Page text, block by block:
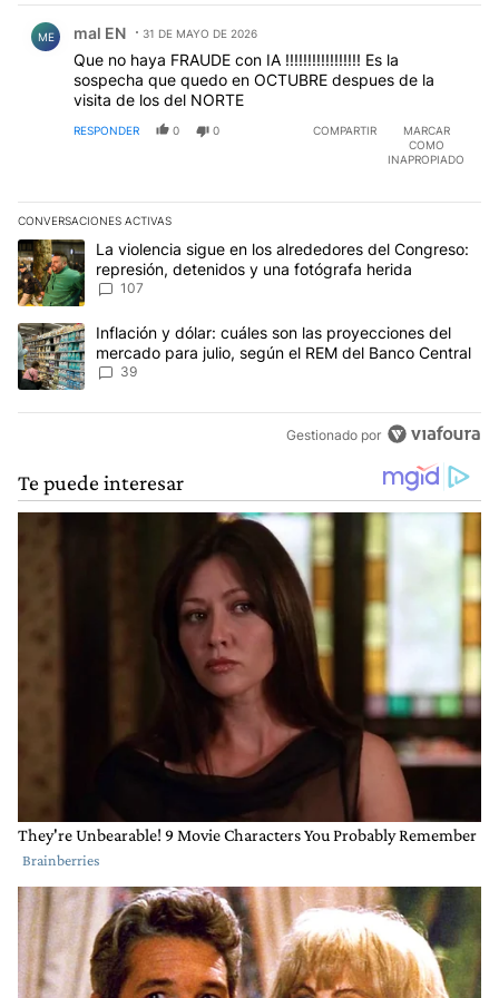
ME mal EN 31 DE MAYO DE 2026
Que no haya FRAUDE con IA !!!!!!!!!!!!!!!!! Es la
sospecha que quedo en OCTUBRE despues de la
visita de los del NORTE
RESPONDER 0 0 COMPARTIR
MARCAR
COMO
INAPROPIADO
CONVERSACIONES ACTIVAS
Este listado muestra los artículos con más comentarios en los
Un artículo de tendencia con el título "La violencia sigue en los
La violencia sigue en los alrededores del Congreso:
represión, detenidos y una fotógrafa herida
107
Un artículo de tendencia con el título "Inflación y dólar: cuáles
Inflación y dólar: cuáles son las proyecciones del
mercado para julio, según el REM del Banco Central
39
Gestionado por